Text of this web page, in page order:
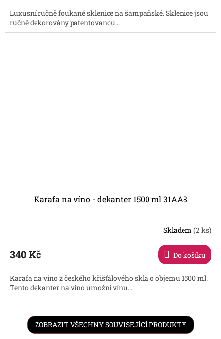
z
5
hvězdiček.
Luxusní ručně foukané sklenice na šampaňské. Sklenice jsou
ručně dekorovány patentovanou...
Karafa na víno - dekanter 1500 ml 31AA8
Skladem (2 ks)
340 Kč Do košíku
Karafa na víno z českého křišťálového skla o objemu 1500 ml.
Tento dekanter na víno umožní vínu...
ZOBRAZIT VŠECHNY SOUVISEJÍCÍ PRODUKTY